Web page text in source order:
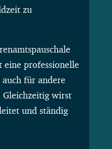
zu
professionelle
für andere
wirst
und ständig